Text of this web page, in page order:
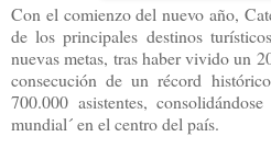
Con el comienzo del nuevo año,
de los principales destinos
nuevas metas, tras haber vivido un
consecución de un récord
700.000 asistentes,
mundial´ en el centro del país.